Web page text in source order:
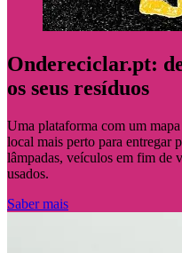
Ondereciclar.pt:
os seus resíduos
Uma plataforma com um
local mais perto para entregar
lâmpadas, veículos em fim de
usados.
Saber mais